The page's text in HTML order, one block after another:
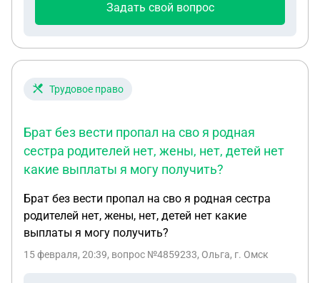
Задать свой вопрос
Трудовое право
Брат без вести пропал на сво я родная
сестра родителей нет, жены, нет, детей нет
какие выплаты я могу получить?
Брат без вести пропал на сво я родная сестра
родителей нет, жены, нет, детей нет какие
выплаты я могу получить?
15 февраля, 20:39, вопрос №4859233, Ольга, г. Омск